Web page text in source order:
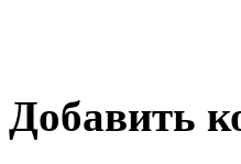
Добавить